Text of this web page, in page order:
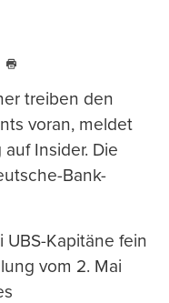
drucken
treiben den
voran, meldet
Insider. Die
Bank-
UBS-Kapitäne fein
vom 2. Mai